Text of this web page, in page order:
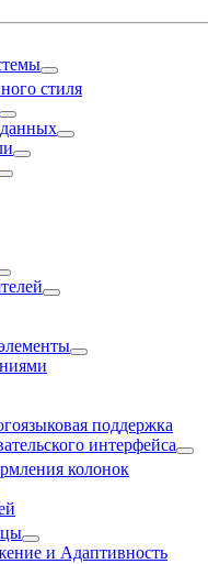
стиля
поддержка
интерфейса
колонок
и Адаптивность